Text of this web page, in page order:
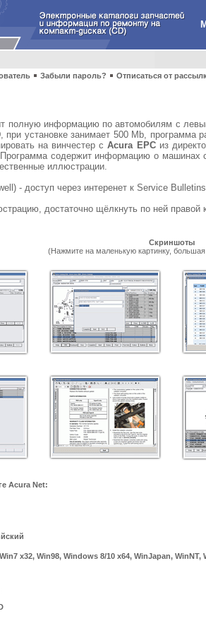
Забыли пароль? Отписаться от
полную информацию по автомобилям с
при установке занимает 500 Mb, программа
на винчестер сAcura EPCиз
содержит информацию о машинах
иллюстрации.
- доступ через интеренет к Service Bulletins.
достаточно щёлкнуть по ней правой
Скриншоты
(Нажмите на маленькую картинку, большая
Acura Net:
x32, Win98, Windows 8/10 x64, WinJapan, WinNT,